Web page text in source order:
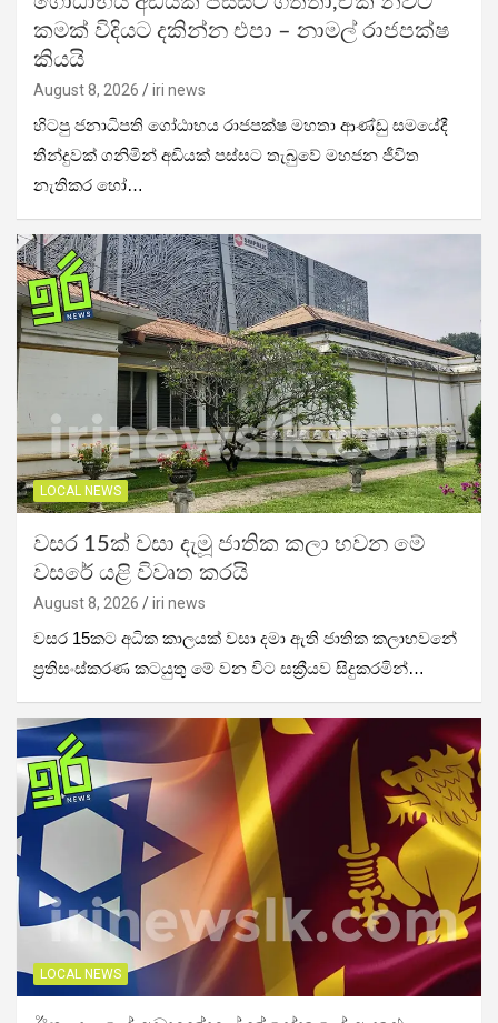
කමක් විදියට දකින්න එපා – නාමල් රාජපක්ෂ
කියයි
August 8, 2026 iri news
හිටපු ජනාධිපති ගෝඨාභය රාජපක්ෂ මහතා ආණ්ඩු සමයේදී
තීන්දුවක් ගනිමින් අඩියක් පස්සට තැබුවේ මහජන ජීවිත
නැතිකර හෝ…
LOCAL NEWS
වසර 15ක් වසා දැමූ ජාතික කලා භවන මේ
වසරේ යළි විවෘත කරයි
August 8, 2026 iri news
වසර 15කට අධික කාලයක් වසා දමා ඇති ජාතික කලාභවනේ
ප්‍රතිසංස්කරණ කටයුතු මේ වන විට සක්‍රීයව සිදුකරමින්…
LOCAL NEWS